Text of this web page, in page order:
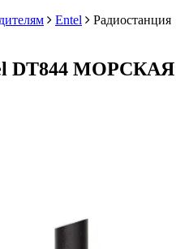
Entel
Радиостанция
DT844 МОРСКАЯ